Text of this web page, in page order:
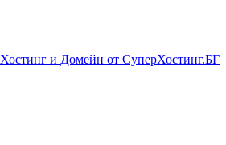
Хостинг и Домейн от СуперХостинг.БГ